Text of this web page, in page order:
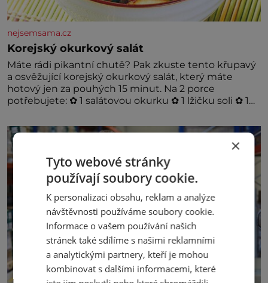
nejsemsama.cz
Korejský okurkový salát
Máte rádi pikantní chutě? Pak zkuste tento křupavý
a osvěžující korejský okurkový salát, který máte
hotový jen za pouhých 15 minut. Na 2 porce
potřebujete: ✿ 1 salátovou okurku ✿ 1 lžičku soli ✿ 1
rýžového octa ✿ 1 lžičku sezamového oleje ✿ 1 lžičku
chilli ✿ 1 lžičku cukru ✿ 1 jarní cibulku ✿ 1 lžíci
sezamových semínek
×
Tyto webové stránky
používají soubory cookie.
K personalizaci obsahu, reklam a analýze
návštěvnosti používáme soubory cookie.
Informace o vašem používání našich
stránek také sdílíme s našimi reklamními
a analytickými partnery, kteří je mohou
kombinovat s dalšími informacemi, které